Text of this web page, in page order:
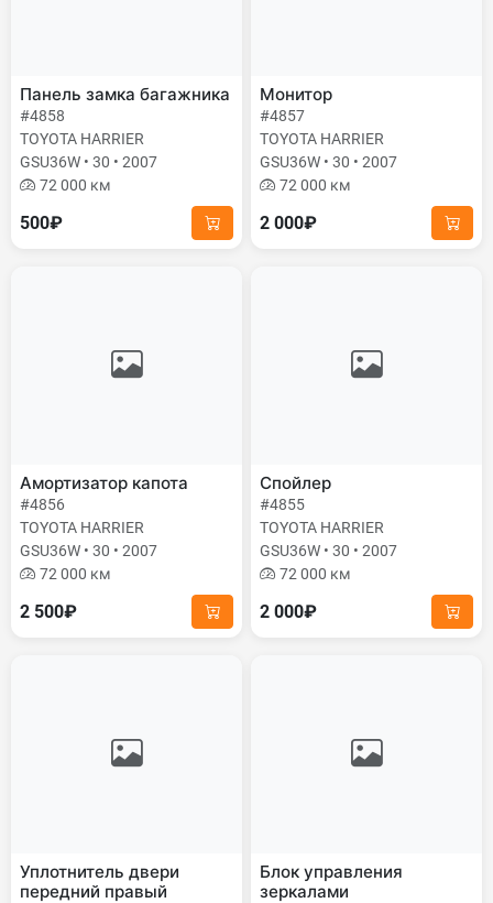
Панель замка багажника
#4858
TOYOTA HARRIER
GSU36W • 30 • 2007
72 000 км
500₽
Монитор
#4857
TOYOTA HARRIER
GSU36W • 30 • 2007
72 000 км
2 000₽
Амортизатор капота
#4856
TOYOTA HARRIER
GSU36W • 30 • 2007
72 000 км
2 500₽
Спойлер
#4855
TOYOTA HARRIER
GSU36W • 30 • 2007
72 000 км
2 000₽
Уплотнитель двери
передний правый
Блок управления
зеркалами